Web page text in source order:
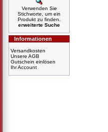
Verwenden Sie
Stichworte, um ein
Produkt zu finden.
erweiterte Suche
Informationen
Versandkosten
Unsere AGB
Gutschein einlösen
Ihr Account